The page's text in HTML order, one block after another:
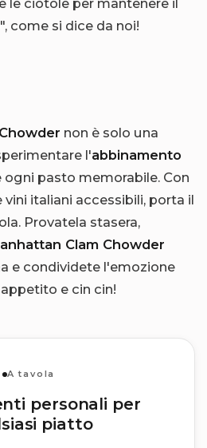
come si dice da noi!
non è solo una
l'abbinamento
ogni pasto memorabile. Con
italiani accessibili, porta il
Provatela stasera,
Clam Chowder
e condividete l'emozione
e cin cin!
A tavola
personali per
piatto